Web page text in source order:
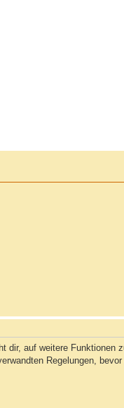
dir, auf weitere Funktionen
Regelungen, bevor